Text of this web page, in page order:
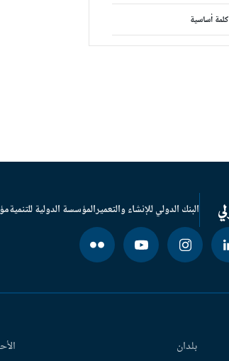
كلمة أساسية
البنك الدولي للإنشاء والتعميرالمؤسسة الدولية للتنمية
بلدان